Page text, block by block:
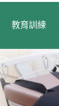
教育訓練